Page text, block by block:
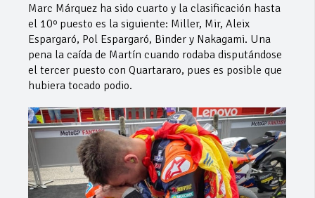
Marc Márquez ha sido cuarto y la clasificación hasta
el 10º puesto es la siguiente: Miller, Mir, Aleix
Espargaró, Pol Espargaró, Binder y Nakagami. Una
pena la caída de Martín cuando rodaba disputándose
el tercer puesto con Quartararo, pues es posible que
hubiera tocado podio.